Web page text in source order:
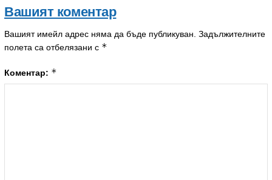
Вашият коментар
Вашият имейл адрес няма да бъде публикуван. Задължителните
полета са отбелязани с *
Коментар: *